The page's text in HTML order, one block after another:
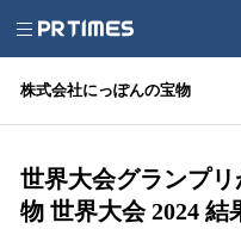
株式会社にっぽんの宝物
世界大会グランプ
物 世界大会 2024 結